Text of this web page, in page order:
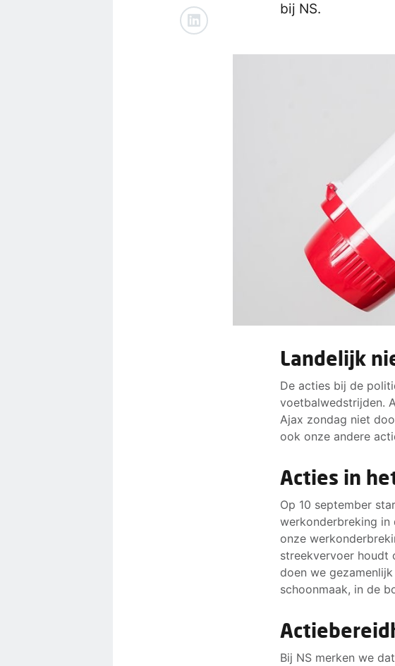
bij NS.
Landelijk
De acties bij de
voetbalwedstrijden.
Ajax zondag niet
ook onze andere
Acties in
Op 10 september
werkonderbreking in
onze
streekvervoer houdt
doen we
schoonmaak, in de
Bij NS merken we